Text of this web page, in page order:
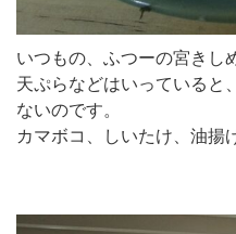
いつもの、ふつーの宮きし
天ぷらなどはいっていると
ないのです。
カマボコ、しいたけ、油揚